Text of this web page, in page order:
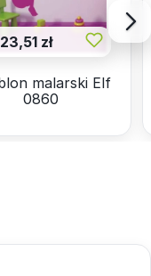
zł
malarski Elf
0860